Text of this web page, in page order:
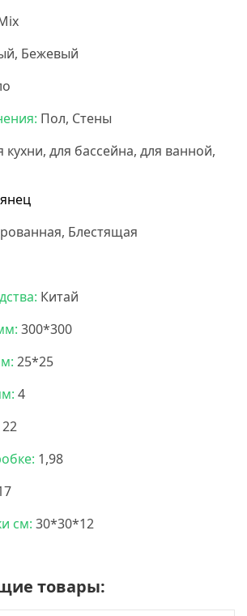
Бежевый
Пол, Стены
кухни, для бассейна, для ванной,
Блестящая
Китай
300*300
25*25
4
22
1,98
см: 30*30*12
товары: